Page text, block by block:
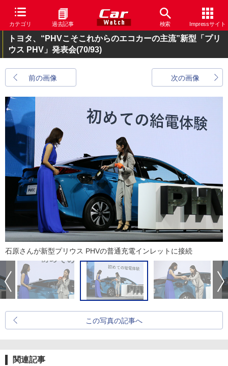
カテゴリ 過去記事 検索 Impressサイト
トヨタ、“PHVこそこれからのエコカーの主流”新型「プリ
ウス PHV」発表会(70/93)
前の画像 次の画像
石原さんが新型プリウス PHVの普通充電インレットに接続
この写真の記事へ
関連記事